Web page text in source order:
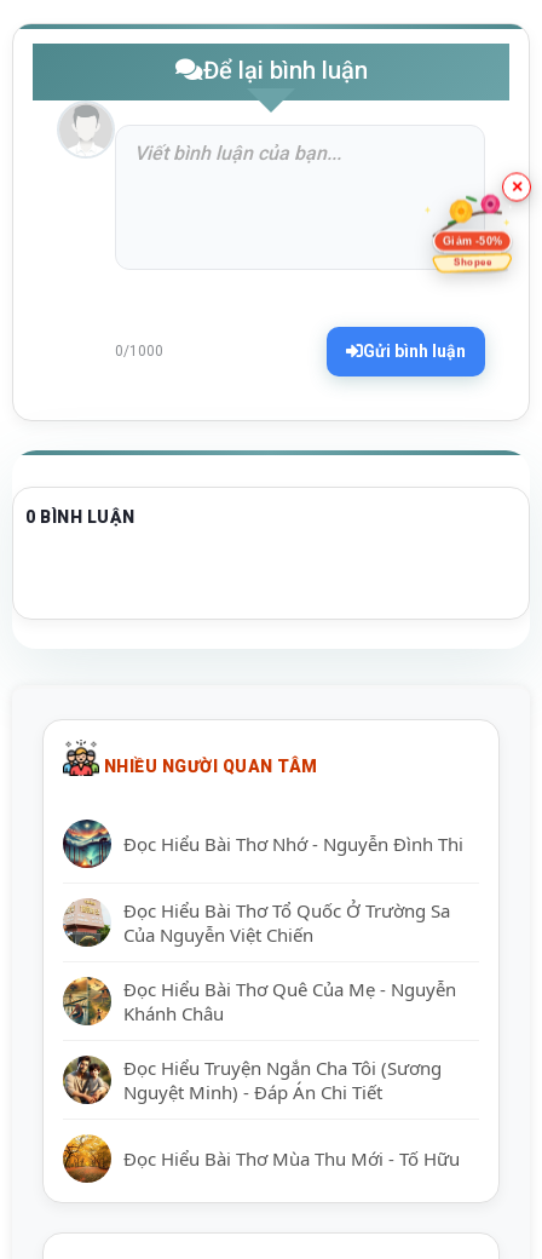
Để lại bình luận
0/1000 Gửi bình luận
0 BÌNH LUẬN
NHIỀU NGƯỜI QUAN TÂM
Đọc Hiểu Bài Thơ Nhớ - Nguyễn Đình Thi
Đọc Hiểu Bài Thơ Tổ Quốc Ở Trường Sa
Của Nguyễn Việt Chiến
Đọc Hiểu Bài Thơ Quê Của Mẹ - Nguyễn
Khánh Châu
Đọc Hiểu Truyện Ngắn Cha Tôi (Sương
Nguyệt Minh) - Đáp Án Chi Tiết
Đọc Hiểu Bài Thơ Mùa Thu Mới - Tố Hữu
×
Giảm -50%
Shopee